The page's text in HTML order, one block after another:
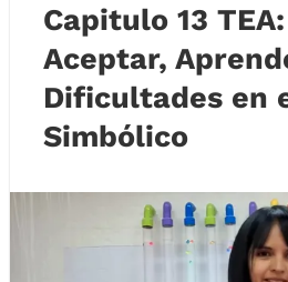
Capitulo 13
Aceptar,
Dificultades en
Simbólico